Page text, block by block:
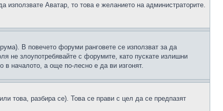
Аватар, то това е желанието на администраторите.
В повечето форуми ранговете се използват за да
не злоупотребявайте с форумите, като пускате излишни
в началото, а още по-лесно е да ви изгонят.
това, разбира се). Това се прави с цел да се предпазят